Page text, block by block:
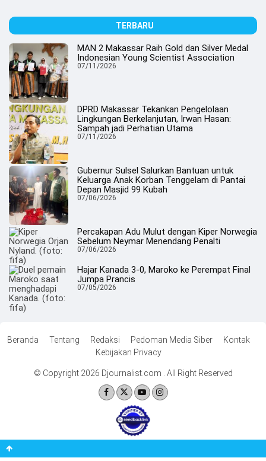
TERBARU
MAN 2 Makassar Raih Gold dan Silver Medal
Indonesian Young Scientist Association
07/11/2026
DPRD Makassar Tekankan Pengelolaan
Lingkungan Berkelanjutan, Irwan Hasan:
Sampah jadi Perhatian Utama
07/11/2026
Gubernur Sulsel Salurkan Bantuan untuk
Keluarga Anak Korban Tenggelam di Pantai
Depan Masjid 99 Kubah
07/06/2026
Percakapan Adu Mulut dengan Kiper Norwegia
Sebelum Neymar Menendang Penalti
07/06/2026
Hajar Kanada 3-0, Maroko ke Perempat Final
Jumpa Prancis
07/05/2026
Beranda Tentang Redaksi Pedoman Media Siber
Kontak
Kebijakan Privacy
© Copyright 2026 Djournalist.com . All Right Reserved